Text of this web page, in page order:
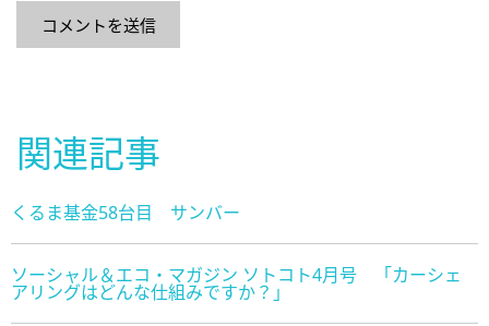
関連記事
くるま基金58台目 サンバー
ソーシャル＆エコ・マガジン ソトコト4月号 「カーシェ
アリングはどんな仕組みですか？」